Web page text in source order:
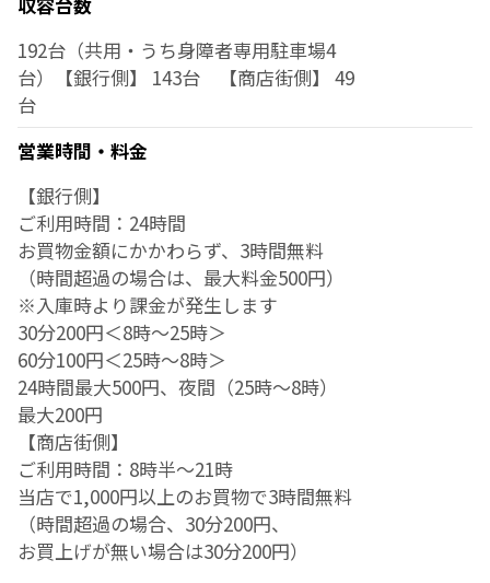
192台（共用・うち身障者専用駐車場4
台）【銀行側】 143台 【商店街側】 49
台
営業時間・料金
【銀行側】
ご利用時間：24時間
お買物金額にかかわらず、3時間無料
（時間超過の場合は、最大料金500円）
※入庫時より課金が発生します
30分200円＜8時～25時＞
60分100円＜25時～8時＞
24時間最大500円、夜間（25時～8時）
最大200円
【商店街側】
ご利用時間：8時半～21時
当店で1,000円以上のお買物で3時間無料
（時間超過の場合、30分200円、
お買上げが無い場合は30分200円）